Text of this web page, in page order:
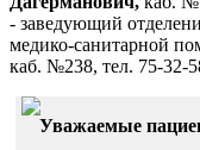
- заведующий
медико-санитарной
каб. №238, тел. 75-32-
Уважаемые